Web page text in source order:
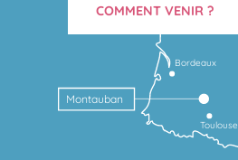
Toulouse
Bordeaux
Montauban
COMMENT VENIR ?